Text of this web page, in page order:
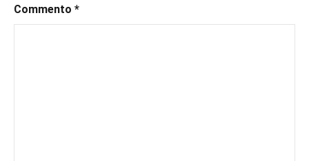
Commento *